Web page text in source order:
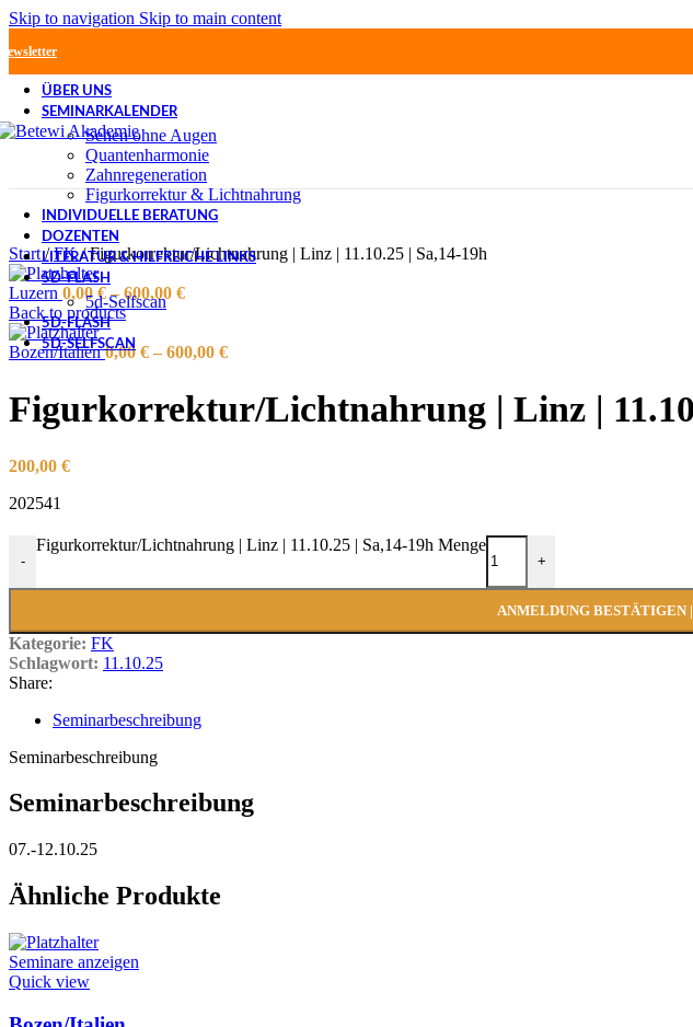
Skip to navigation Skip to main content
ÜBER UNS
SEMINARKALENDER
Sehen ohne Augen
Quantenharmonie
Zahnregeneration
Figurkorrektur & Lichtnahrung
INDIVIDUELLE BERATUNG
DOZENTEN
LITERATUR & HILFREICHE LINKS
5D-FLASH
5d-Selfscan
5D-FLASH
5D-SELFSCAN
Start/ FK/ Figurkorrektur/Lichtnahrung | Linz | 11.10.25 | Sa,14-19h
Luzern 0,00 €– 600,00 €
Back to products
Bozen/Italien0,00 € – 600,00 €
Figurkorrektur/Lichtnahrung | Linz |
200,00 €
202541
-
Figurkorrektur/Lichtnahrung | Linz | 11.10.25 | Sa,14-19h Menge
+
ANMELDUNG BESTÄTIGEN
Kategorie: FK
Schlagwort: 11.10.25
Share:
Seminarbeschreibung
Seminarbeschreibung
Seminarbeschreibung
07.-12.10.25
Ähnliche Produkte
Seminare anzeigen
Quick view